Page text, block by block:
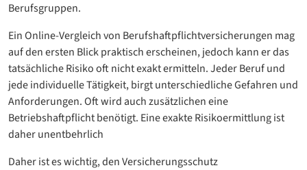
Berufsgruppen.
Ein Online-Vergleich von Berufshaftpflichtversicherungen mag
auf den ersten Blick praktisch erscheinen, jedoch kann er das
tatsächliche Risiko oft nicht exakt ermitteln. Jeder Beruf und
jede individuelle Tätigkeit, birgt unterschiedliche Gefahren und
Anforderungen. Oft wird auch zusätzlichen eine
Betriebshaftpflicht benötigt. Eine exakte Risikoermittlung ist
daher unentbehrlich
Daher ist es wichtig, den Versicherungsschutz